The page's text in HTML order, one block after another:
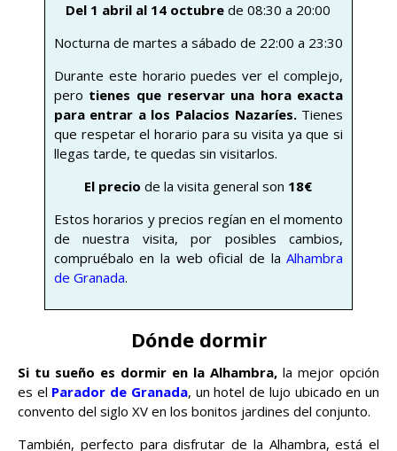
Del 1 abril al 14 octubrede 08:30 a 20:00
Nocturna de martes a sábado de 22:00 a 23:30
Durante este horario puedes ver el complejo,
pero tienes que reservar una hora exacta
para entrar a los Palacios Nazaríes.Tienes
que respetar el horario para su visita ya que si
llegas tarde, te quedas sin visitarlos.
El precio de la visita general son 18€
Estos horarios y precios regían en el momento
de nuestra visita, por posibles cambios,
compruébalo en la web oficial de laAlhambra
de Granada.
Dónde dormir
Si tu sueño es dormir en la Alhambra, la mejor opción
es el Parador de Granada, un hotel de lujo ubicado en un
convento del siglo XV en los bonitos jardines del conjunto.
También, perfecto para disfrutar de la Alhambra, está el